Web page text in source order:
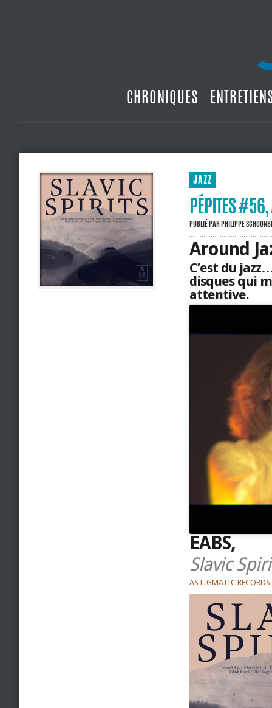
CHRONIQUES
JAZZ
PÉPITES
PUBLIÉ PARPHILIPPE
Around
C’est du
disques qui
attentive.
EABS,
Slavic
ASTIGMATIC RECORDS